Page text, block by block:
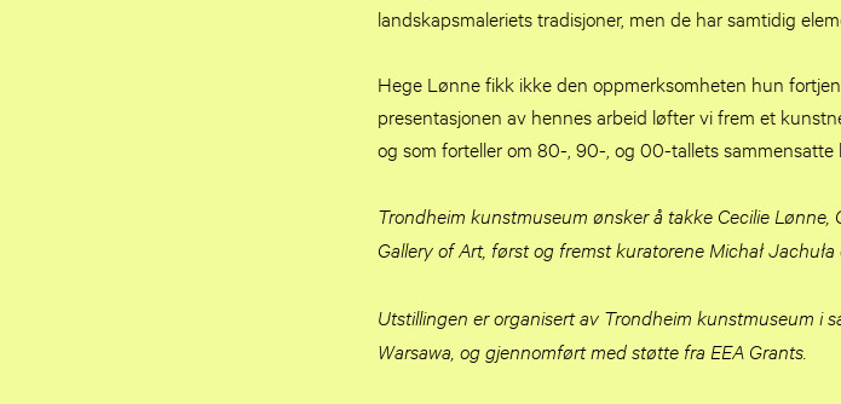
landskapsmaleriets tradisjoner, men de har samtidig
Hege Lønne fikk ikke den oppmerksomheten hun
presentasjonen av hennes arbeid løfter vi frem et
og som forteller om 80-, 90-, og 00-tallets sammensatte
Trondheim kunstmuseum ønsker å takke Cecilie
Gallery of Art, først og fremst kuratorene Michał Jachuła
Utstillingen er organisert av Trondheim kunstmuseum i
Warsawa, og gjennomført med støtte fra EEA Grants.